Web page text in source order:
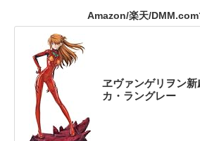
Amazon/楽天/DMM.com
ヱヴァンゲリヲン
カ・ラングレー